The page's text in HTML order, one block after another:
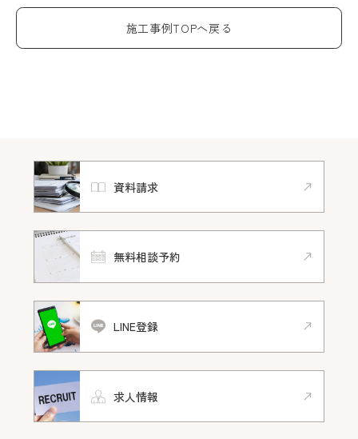
施工事例TOPへ戻る
資料請求
無料相談予約
LINE登録
求人情報